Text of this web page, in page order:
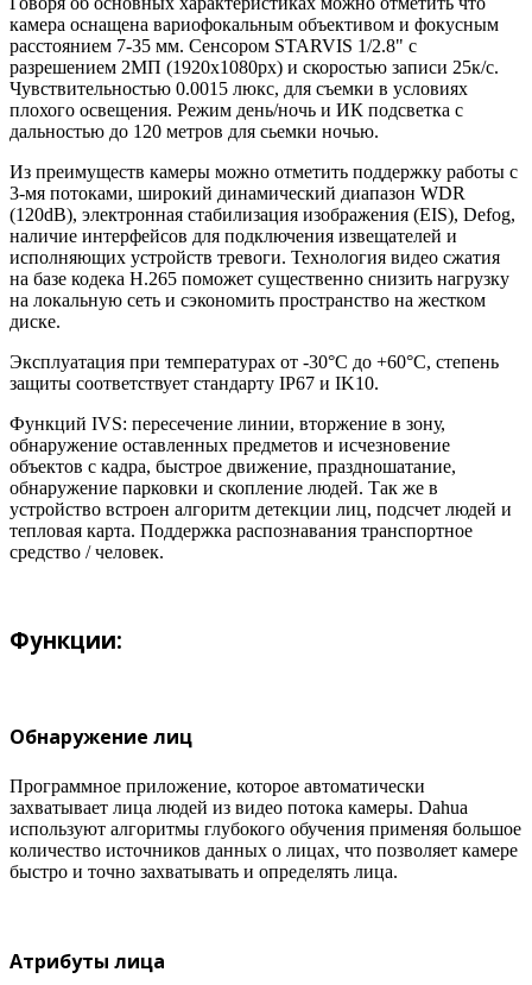
камера оснащена вариофокальным объективом и фокусным
расстоянием 7-35 мм. Сенсором STARVIS 1/2.8" с
разрешением 2МП (1920х1080px) и скоростью записи 25к/с.
Чувствительностью 0.0015 люкс, для съемки в условиях
плохого освещения. Режим день/ночь и ИК подсветка с
дальностью до 120 метров для сьемки ночью.
Из преимуществ камеры можно отметить поддержку работы с
3-мя потоками, широкий динамический диапазон WDR
(120dB), электронная стабилизация изображения (EIS), Defog,
наличие интерфейсов для подключения извещателей и
исполняющих устройств тревоги. Технология видео сжатия
на базе кодека Н.265 поможет существенно снизить нагрузку
на локальную сеть и сэкономить пространство на жестком
диске.
Эксплуатация при температурах от -30°C до +60°C, степень
защиты соответствует стандарту IP67 и IK10.
Функций IVS: пересечение линии, вторжение в зону,
обнаружение оставленных предметов и исчезновение
объектов с кадра, быстрое движение, праздношатание,
обнаружение парковки и скопление людей. Так же в
устройство встроен алгоритм детекции лиц, подсчет людей и
тепловая карта. Поддержка распознавания транспортное
средство / человек.
Функции:
Обнаружение лиц
Программное приложение, которое автоматически
захватывает лица людей из видео потока камеры. Dahua
используют алгоритмы глубокого обучения применяя большое
количество источников данных о лицах, что позволяет камере
быстро и точно захватывать и определять лица.
Атрибуты лица